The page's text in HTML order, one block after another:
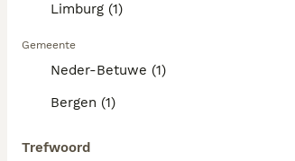
Limburg (1)
Gemeente
Neder-Betuwe (1)
Bergen (1)
Trefwoord